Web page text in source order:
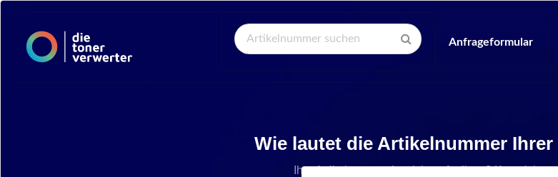
Global Search
Anfrageformular
Wie lautet die Artikelnummer
Ihre Artikelnummer ist nicht aufgelistet?